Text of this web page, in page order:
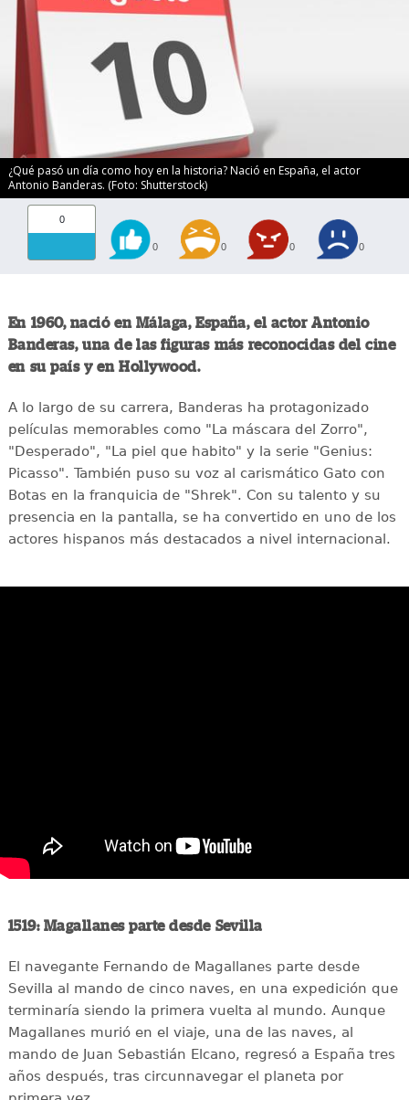
¿Qué pasó un día como hoy en la historia? Nació en España, el actor
Antonio Banderas. (Foto: Shutterstock)
0
0 0 0 0
En 1960, nació en Málaga, España, el actor Antonio
Banderas, una de las figuras más reconocidas del cine
en su país y en Hollywood.
A lo largo de su carrera, Banderas ha protagonizado
películas memorables como "La máscara del Zorro",
"Desperado", "La piel que habito" y la serie "Genius:
Picasso". También puso su voz al carismático Gato con
Botas en la franquicia de "Shrek". Con su talento y su
presencia en la pantalla, se ha convertido en uno de los
actores hispanos más destacados a nivel internacional.
1519: Magallanes parte desde Sevilla
El navegante Fernando de Magallanes parte desde
Sevilla al mando de cinco naves, en una expedición que
terminaría siendo la primera vuelta al mundo. Aunque
Magallanes murió en el viaje, una de las naves, al
mando de Juan Sebastián Elcano, regresó a España tres
años después, tras circunnavegar el planeta por